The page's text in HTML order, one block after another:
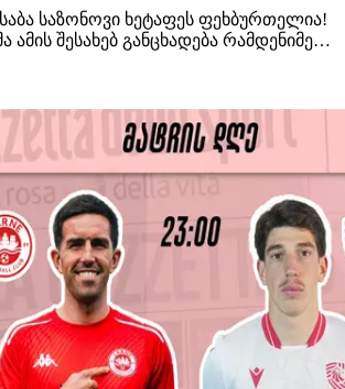
საზონოვი ხეტაფეს ფეხბურთელია!
ამის შესახებ განცხადება რამდენიმე
ხეტაფე კიდევ ერთი
გიორგი ქოჩორაშვილის
თუმცა მხარეები შეთანხმებას ამ…